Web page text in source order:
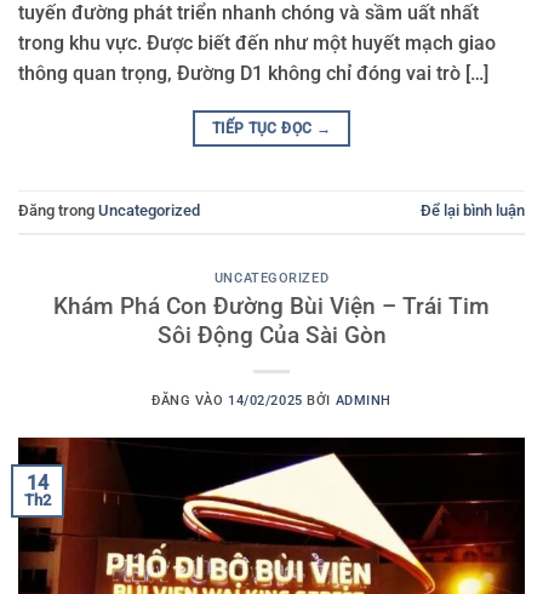
tuyến đường phát triển nhanh chóng và sầm uất nhất
trong khu vực. Được biết đến như một huyết mạch giao
thông quan trọng, Đường D1 không chỉ đóng vai trò […]
TIẾP TỤC ĐỌC →
Đăng trong Uncategorized Để lại bình luận
UNCATEGORIZED
Khám Phá Con Đường Bùi Viện – Trái Tim
Sôi Động Của Sài Gòn
ĐĂNG VÀO 14/02/2025 BỞI ADMINH
14
Th2